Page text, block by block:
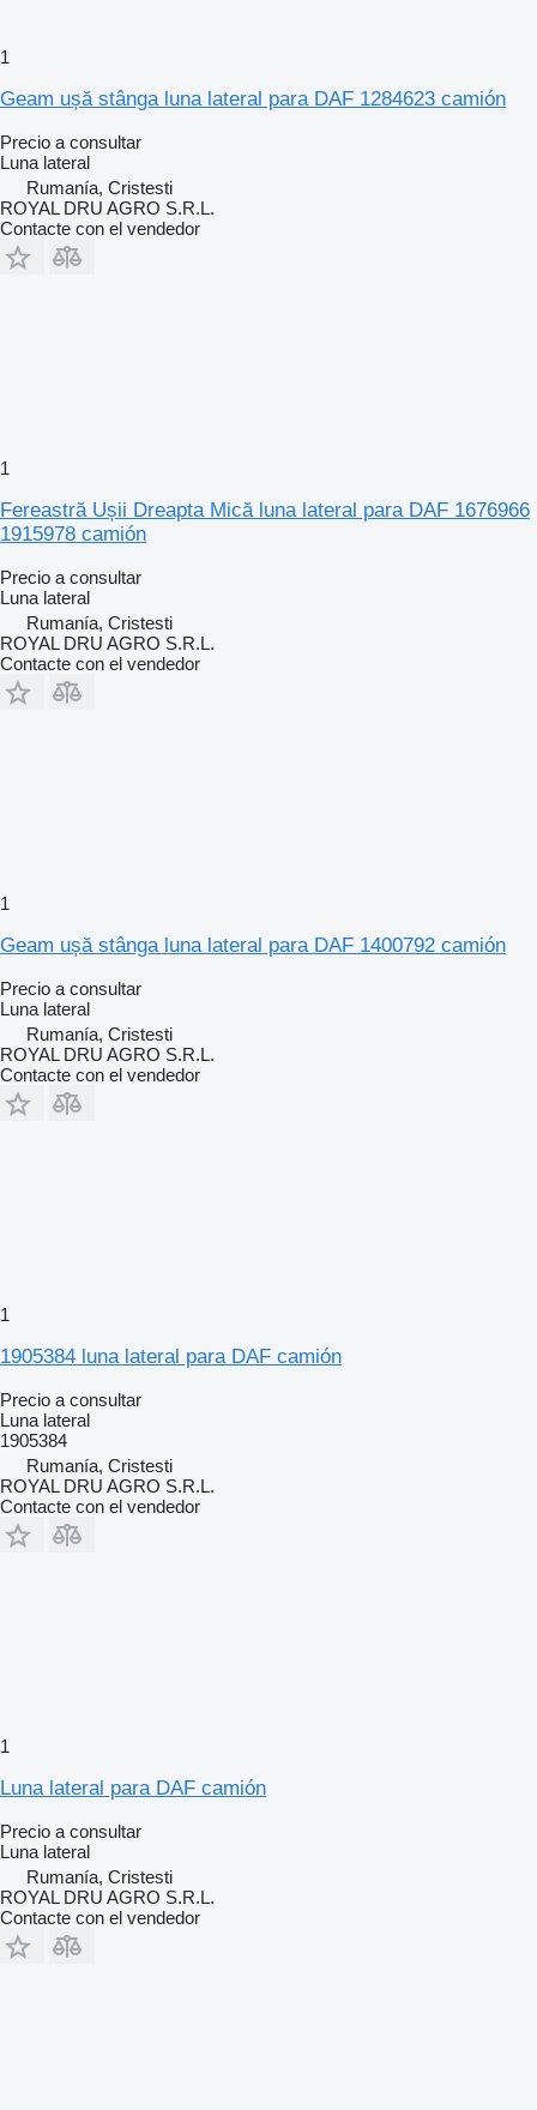
1
Geam ușă stânga luna lateral para DAF 1284623 camión
Precio a consultar
Luna lateral
Rumanía, Cristesti
ROYAL DRU AGRO S.R.L.
Contacte con el vendedor
1
Fereastră Ușii Dreapta Mică luna lateral para DAF 1676966
1915978 camión
Precio a consultar
Luna lateral
Rumanía, Cristesti
ROYAL DRU AGRO S.R.L.
Contacte con el vendedor
1
Geam ușă stânga luna lateral para DAF 1400792 camión
Precio a consultar
Luna lateral
Rumanía, Cristesti
ROYAL DRU AGRO S.R.L.
Contacte con el vendedor
1
1905384 luna lateral para DAF camión
Precio a consultar
Luna lateral
1905384
Rumanía, Cristesti
ROYAL DRU AGRO S.R.L.
Contacte con el vendedor
1
Luna lateral para DAF camión
Precio a consultar
Luna lateral
Rumanía, Cristesti
ROYAL DRU AGRO S.R.L.
Contacte con el vendedor